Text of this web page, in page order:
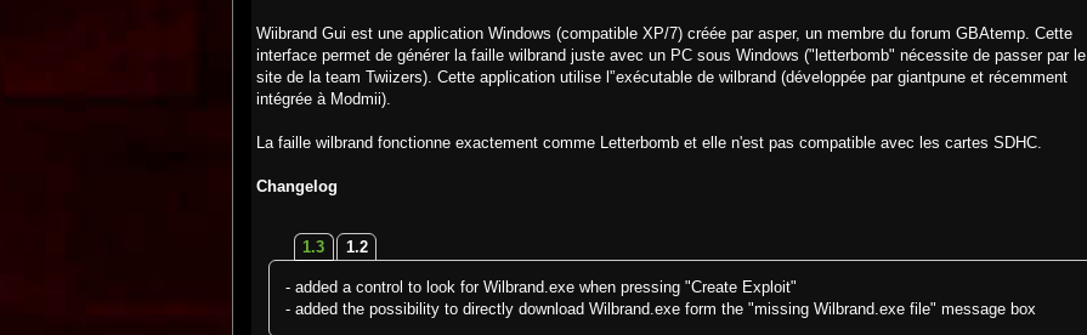
Wiibrand Gui est une application Windows (compatible XP/7) créée par asper, un membre du forum GBAtemp. Cette
interface permet de générer la faille wilbrand juste avec un PC sous Windows ("letterbomb" nécessite de passer par le
site de la team Twiizers). Cette application utilise l'’exécutable de wilbrand (développée par giantpune et récemment
intégrée à Modmii).
La faille wilbrand fonctionne exactement comme Letterbomb et elle n'est pas compatible avec les cartes SDHC.
Changelog
1.3 1.2
- added a control to look for Wilbrand.exe when pressing "Create Exploit"
- added the possibility to directly download Wilbrand.exe form the "missing Wilbrand.exe file" message box